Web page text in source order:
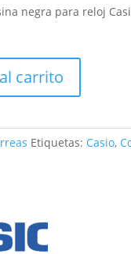
negra para reloj
carrito
Etiquetas: Casio,